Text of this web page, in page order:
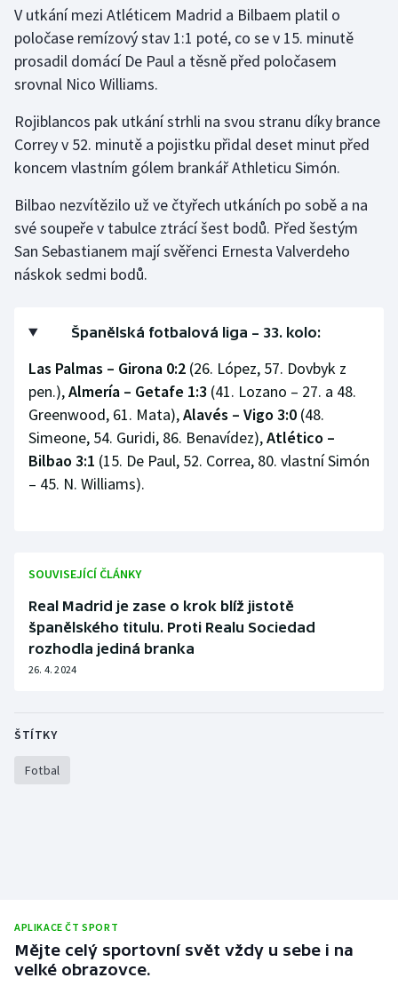
Lyže a snowboard
Moderní pětiboj
Motorsport
Olympijské hry
Parasport
Plavání
Ragby
Rychlobruslení
Rychlostní kanoistika
Short track
Veslování
Vodní slalom
V utkání mezi Atléticem Madrid a Bilbaem platil o
poločase remízový stav 1:1 poté, co se v 15. minutě
prosadil domácí De Paul a těsně před poločasem
srovnal Nico Williams.
Rojiblancos pak utkání strhli na svou stranu díky brance
Correy v 52. minutě a pojistku přidal deset minut před
koncem vlastním gólem brankář Athleticu Simón.
Bilbao nezvítězilo už ve čtyřech utkáních po sobě a na
své soupeře v tabulce ztrácí šest bodů. Před šestým
San Sebastianem mají svěřenci Ernesta Valverdeho
náskok sedmi bodů.
Španělská fotbalová liga – 33. kolo:
Las Palmas – Girona 0:2 (26. López, 57. Dovbyk z
pen.),Almería – Getafe 1:3 (41. Lozano – 27. a 48.
Greenwood, 61. Mata),Alavés – Vigo 3:0 (48.
Simeone, 54. Guridi, 86. Benavídez),Atlético –
Bilbao 3:1 (15. De Paul, 52. Correa, 80. vlastní Simón
– 45. N. Williams).
SOUVISEJÍCÍ ČLÁNKY
Real Madrid je zase o krok blíž jistotě
španělského titulu. Proti Realu Sociedad
rozhodla jediná branka
26. 4. 2024
ŠTÍTKY
Fotbal
APLIKACE ČT SPORT
Mějte celý sportovní svět vždy u sebe i na
velké obrazovce.